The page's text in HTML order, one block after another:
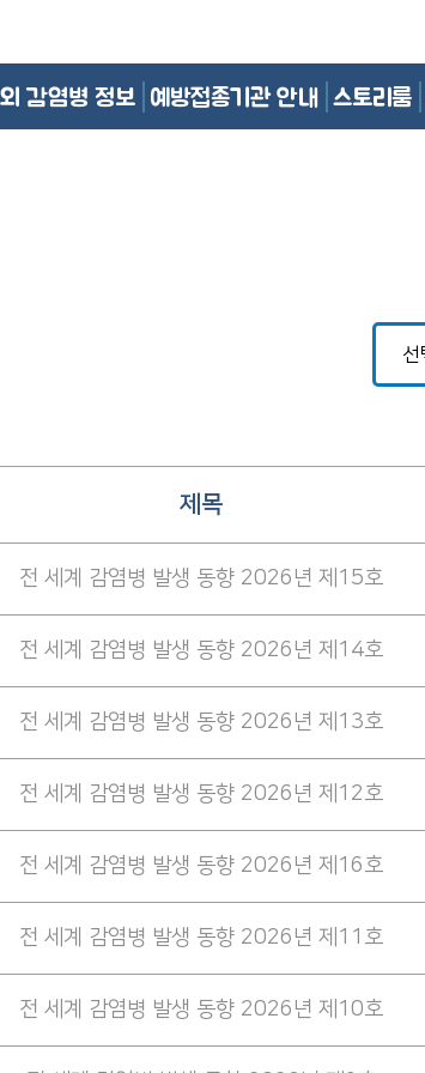
감염병 정보 예방접종기관 안내 스토리룸
제목
전 세계 감염병 발생 동향 2026년 제15호
전 세계 감염병 발생 동향 2026년 제14호
전 세계 감염병 발생 동향 2026년 제13호
전 세계 감염병 발생 동향 2026년 제12호
전 세계 감염병 발생 동향 2026년 제16호
전 세계 감염병 발생 동향 2026년 제11호
전 세계 감염병 발생 동향 2026년 제10호